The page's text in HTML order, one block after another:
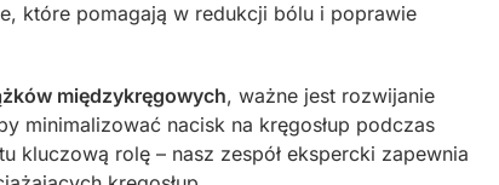
które pomagają w redukcji bólu i poprawie
międzykręgowych, ważne jest rozwijanie
minimalizować nacisk na kręgosłup podczas
kluczową rolę – nasz zespół ekspercki zapewnia